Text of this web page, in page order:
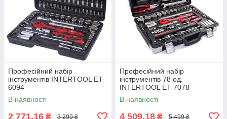
Професійний набір
інструментів INTERTOOL ET-
6094
В наявності
2 771,16 ₴ 3 299 ₴
Професійний набір
інструментів 78 од.
INTERTOOL ET-7078
В наявності
4 509,18 ₴ 5 499 ₴